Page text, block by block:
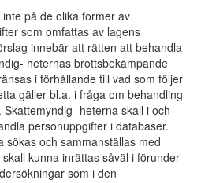
inte på de olika former av
som omfattas av lagens
innebär att rätten att behandla
heternas brottsbekämpande
i förhållande till vad som följer
gäller bl.a. i fråga om behandling
heterna skall i och
personuppgifter i databaser.
sökas och sammanställas med
kunna inrättas såväl i förunder-
som i den